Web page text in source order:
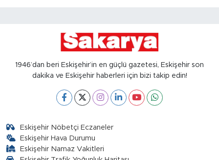
1946’dan beri Eskişehir’in en güçlü gazetesi, Eskişehir son
dakika ve Eskişehir haberleri için bizi takip edin!
Eskişehir Nöbetçi Eczaneler
Eskişehir Hava Durumu
Eskişehir Namaz Vakitleri